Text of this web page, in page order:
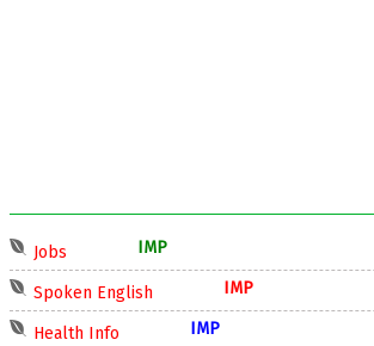
Jobs
Spoken English
Health Info